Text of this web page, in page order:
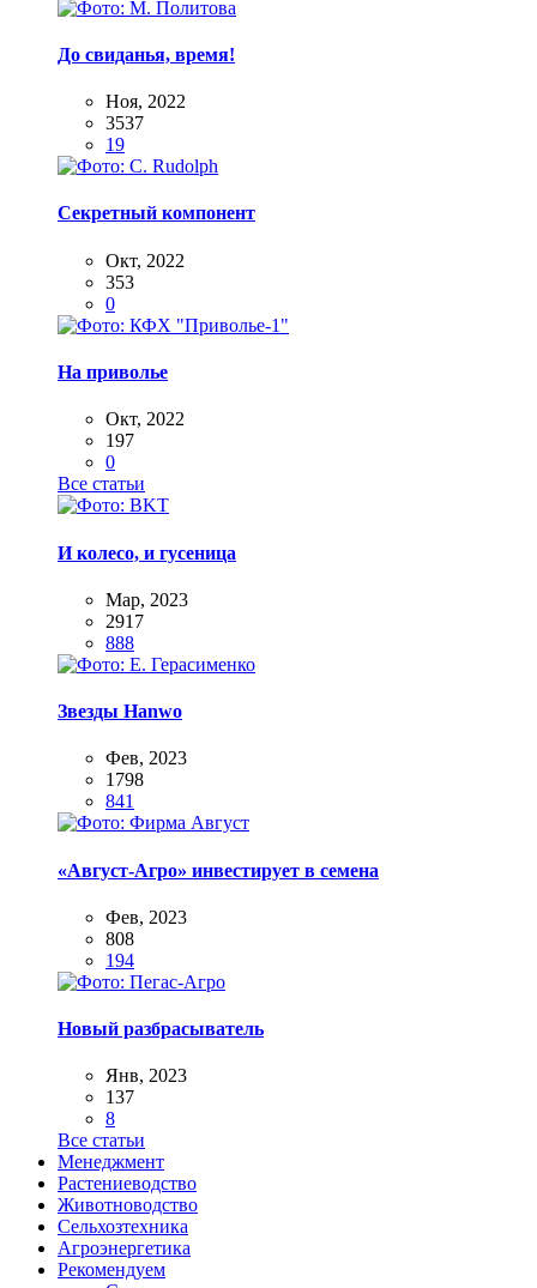
До свиданья, время!
Ноя, 2022
3537
19
Секретный компонент
Окт, 2022
353
0
На приволье
Окт, 2022
197
0
Все статьи
И колесо, и гусеница
Мар, 2023
2917
888
Звезды Hanwo
Фев, 2023
1798
841
«Август-Агро» инвестирует в семена
Фев, 2023
808
194
Новый разбрасыватель
Янв, 2023
137
8
Все статьи
Менеджмент
Растениеводство
Животноводство
Сельхозтехника
Агроэнергетика
Рекомендуем